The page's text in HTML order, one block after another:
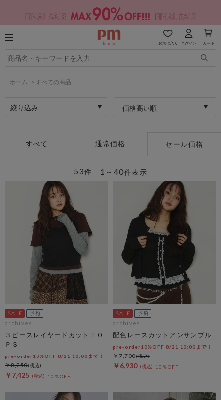
お気に入り ログイン カート
ホーム > すべての商品
絞り込み 価格高い順
すべて 通常価格 セール価格
1～40件表示
53件
archives
３ピースレイヤードカットＴＯ
ＰＳ
pre-order10%OFF 8/21 10:00まで！
￥7,425 10％OFF
￥8,250
archives
配色レースカットアンサンブル
pre-order10%OFF 8/21 10:00まで！
￥6,930 10％OFF
￥7,700